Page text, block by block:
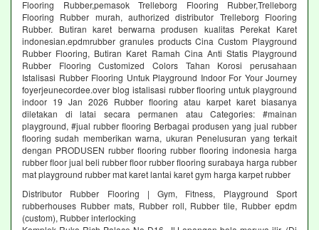
Flooring Rubber,pemasok Trelleborg Flooring Rubber,Trelleborg
Flooring Rubber murah, authorized distributor Trelleborg Flooring
Rubber. Butiran karet berwarna produsen kualitas Perekat Karet
indonesian.epdmrubber granules products Cina Custom Playground
Rubber Flooring, Butiran Karet Ramah Cina Anti Statis Playground
Rubber Flooring Customized Colors Tahan Korosi perusahaan
Istalisasi Rubber Flooring Untuk Playground Indoor For Your Journey
foyerjeunecordee.over blog istalisasi rubber flooring untuk playground
indoor 19 Jan 2026 Rubber flooring atau karpet karet biasanya
diletakan di latai secara permanen atau Categories: #mainan
playground, #jual rubber flooring Berbagai produsen yang jual rubber
flooring sudah memberikan warna, ukuran Penelusuran yang terkait
dengan PRODUSEN rubber flooring rubber flooring indonesia harga
rubber floor jual beli rubber floor rubber flooring surabaya harga rubber
mat playground rubber mat karet lantai karet gym harga karpet rubber
Distributor Rubber Flooring | Gym, Fitness, Playground Sport
rubberhouses Rubber mats, Rubber roll, Rubber tile, Rubber epdm
(custom), Rubber interlocking